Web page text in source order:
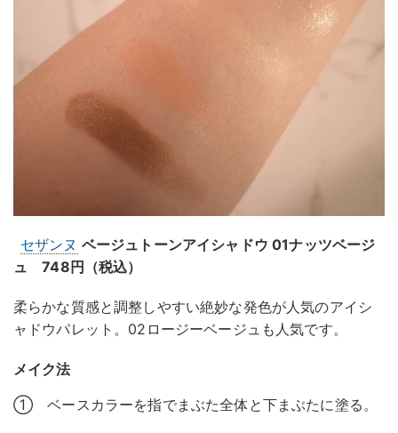
セザンヌ ベージュトーンアイシャドウ 01ナッツベージ
ュ 748円（税込）
柔らかな質感と調整しやすい絶妙な発色が人気のアイシ
ャドウパレット。02ロージーベージュも人気です。
メイク法
① ベースカラーを指でまぶた全体と下まぶたに塗る。